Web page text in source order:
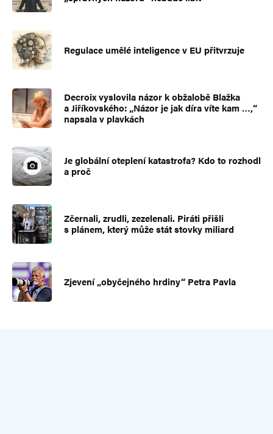
Regulace umělé inteligence v EU přitvrzuje
Decroix vyslovila názor k obžalobě Blažka
a Jiříkovského: „Názor je jak díra víte kam …,“
napsala v plavkách
Je globální oteplení katastrofa? Kdo to rozhodl
a proč
Zčernali, zrudli, zezelenali. Piráti přišli
s plánem, který může stát stovky miliard
Zjevení „obyčejného hrdiny“ Petra Pavla